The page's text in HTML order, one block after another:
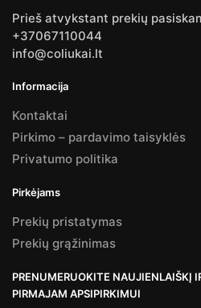
Prieš atvykstant prekių
+37067110044
info@coliukai.lt
Informacija
Kontaktai
Pirkimo – pardavimo taisyklės
Privatumo politika
Pirkėjams
Prekių pristatymas
Prekių grąžinimas
PRENUMERUOKITE NAUJIENLAIŠKĮ
PIRMAJAM APSIPIRKIMUI